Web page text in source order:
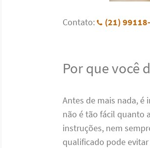
Contato: (21)
Por que você
Antes de mais nada,
não é tão fácil quanto
instruções, nem
qualificado pode